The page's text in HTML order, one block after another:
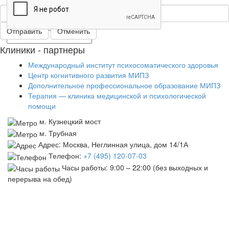
—Обязательные поля
Отменить
Клиники - партнеры
Международный институт психосоматического здоровья
Центр когнитивного развития МИПЗ
Дополнительное профессиональное образование МИПЗ
Терапия — клиника медицинской и психологической
помощи
м. Кузнецкий мост
м. Трубная
Адрес: Москва, Неглинная улица, дом 14/1А
Телефон: +7 (495) 120-07-03
Часы работы: 9:00 – 22:00 (без выходных и
перерыва на обед)